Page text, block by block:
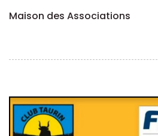
Maison des Associations